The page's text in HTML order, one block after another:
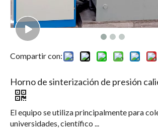
Compartir con:
Horno de sinterización de presión
El equipo se utiliza principalmente para
universidades, científico ...